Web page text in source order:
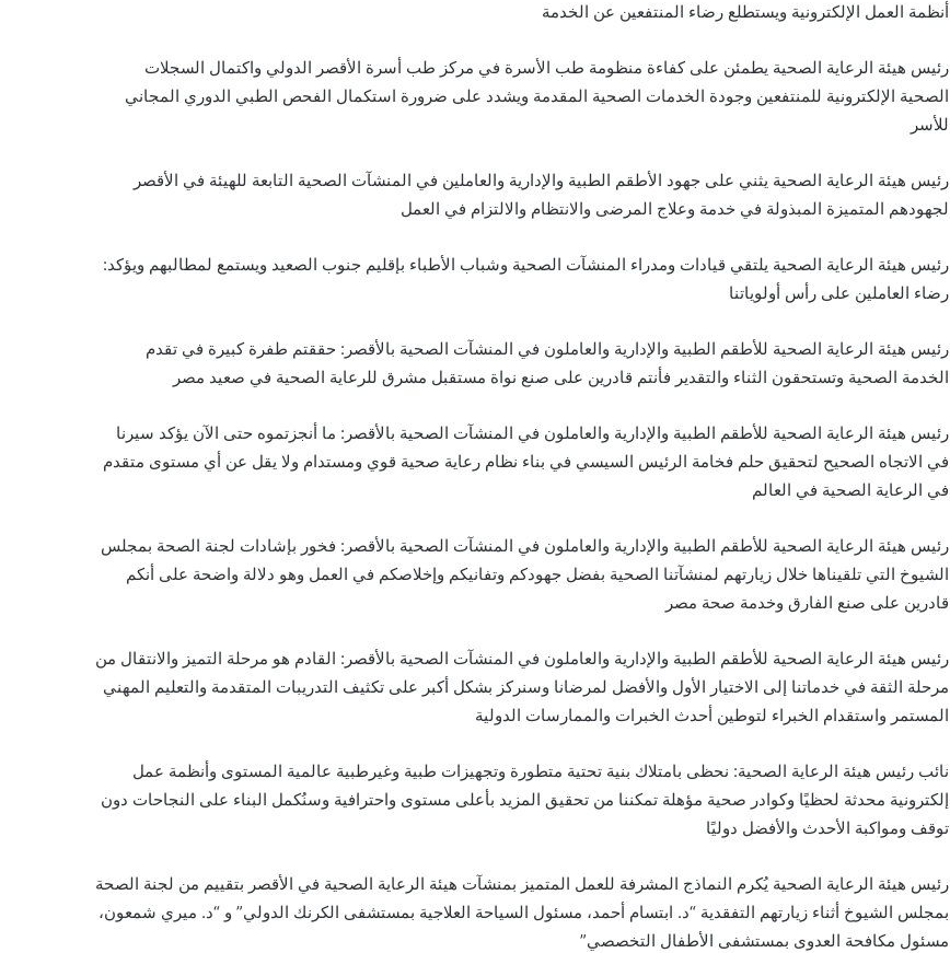
أنظمة العمل الإلكترونية ويستطلع رضاء المنتفعين عن الخدمة
رئيس هيئة الرعاية الصحية يطمئن على كفاءة منظومة طب الأسرة في مركز طب أسرة الأقصر الدولي واكتمال السجلات
الصحية الإلكترونية للمنتفعين وجودة الخدمات الصحية المقدمة ويشدد على ضرورة استكمال الفحص الطبي الدوري المجاني
للأسر
رئيس هيئة الرعاية الصحية يثني على جهود الأطقم الطبية والإدارية والعاملين في المنشآت الصحية التابعة للهيئة في الأقصر
لجهودهم المتميزة المبذولة في خدمة وعلاج المرضى والانتظام والالتزام في العمل
رئيس هيئة الرعاية الصحية يلتقي قيادات ومدراء المنشآت الصحية وشباب الأطباء بإقليم جنوب الصعيد ويستمع لمطالبهم ويؤكد:
رضاء العاملين على رأس أولوياتنا
رئيس هيئة الرعاية الصحية للأطقم الطبية والإدارية والعاملون في المنشآت الصحية بالأقصر: حققتم طفرة كبيرة في تقدم
الخدمة الصحية وتستحقون الثناء والتقدير فأنتم قادرين على صنع نواة مستقبل مشرق للرعاية الصحية في صعيد مصر
رئيس هيئة الرعاية الصحية للأطقم الطبية والإدارية والعاملون في المنشآت الصحية بالأقصر: ما أنجزتموه حتى الآن يؤكد سيرنا
في الاتجاه الصحيح لتحقيق حلم فخامة الرئيس السيسي في بناء نظام رعاية صحية قوي ومستدام ولا يقل عن أي مستوى متقدم
في الرعاية الصحية في العالم
رئيس هيئة الرعاية الصحية للأطقم الطبية والإدارية والعاملون في المنشآت الصحية بالأقصر: فخور بإشادات لجنة الصحة بمجلس
الشيوخ التي تلقيناها خلال زيارتهم لمنشآتنا الصحية بفضل جهودكم وتفانيكم وإخلاصكم في العمل وهو دلالة واضحة على أنكم
قادرين على صنع الفارق وخدمة صحة مصر
رئيس هيئة الرعاية الصحية للأطقم الطبية والإدارية والعاملون في المنشآت الصحية بالأقصر: القادم هو مرحلة التميز والانتقال من
مرحلة الثقة في خدماتنا إلى الاختيار الأول والأفضل لمرضانا وسنركز بشكل أكبر على تكثيف التدريبات المتقدمة والتعليم المهني
المستمر واستقدام الخبراء لتوطين أحدث الخبرات والممارسات الدولية
نائب رئيس هيئة الرعاية الصحية: نحظى بامتلاك بنية تحتية متطورة وتجهيزات طبية وغيرطبية عالمية المستوى وأنظمة عمل
إلكترونية محدثة لحظيًا وكوادر صحية مؤهلة تمكننا من تحقيق المزيد بأعلى مستوى واحترافية وسنُكمل البناء على النجاحات دون
توقف ومواكبة الأحدث والأفضل دوليًا
رئيس هيئة الرعاية الصحية يُكرم النماذج المشرفة للعمل المتميز بمنشآت هيئة الرعاية الصحية في الأقصر بتقييم من لجنة الصحة
بمجلس الشيوخ أثناء زيارتهم التفقدية “د. ابتسام أحمد، مسئول السياحة العلاجية بمستشفى الكرنك الدولي” و “د. ميري شمعون،
مسئول مكافحة العدوى بمستشفى الأطفال التخصصي”